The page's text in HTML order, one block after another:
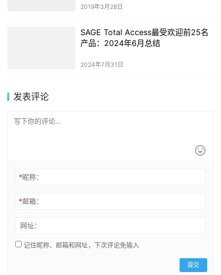
2019年3月28日
SAGE Total Access最受欢迎前25名
产品：2024年6月总结
2024年7月31日
发表评论
*昵称：
*邮箱：
网址：
记住昵称、邮箱和网址，下次评论免输入
提交